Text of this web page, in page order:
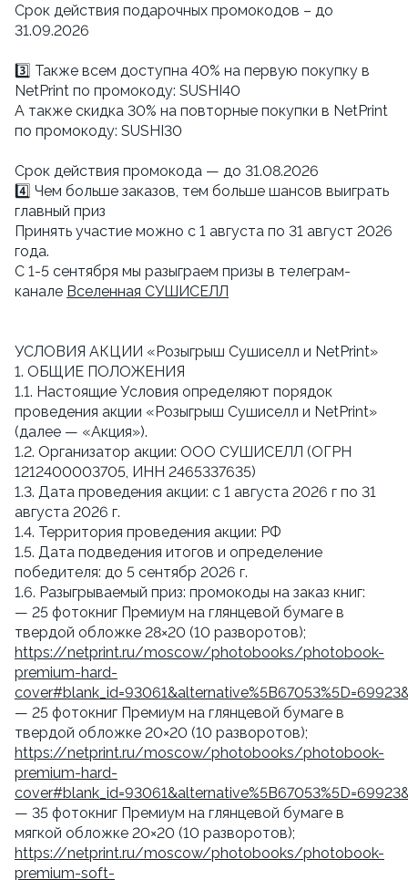
Срок действия подарочных промокодов – до
31.09.2026
3️⃣ Также всем доступна 40% на первую покупку в
NetPrint по промокоду: SUSHI40
А также скидка 30% на повторные покупки в NetPrint
по промокоду: SUSHI30
Cрок действия промокода — до 31.08.2026
4️⃣ Чем больше заказов, тем больше шансов выиграть
главный приз
Принять участие можно с 1 августа по 31 август 2026
года.
С 1-5 сентября мы разыграем призы в телеграм-
канале Вселенная СУШИСЕЛЛ
УСЛОВИЯ АКЦИИ «Розыгрыш Сушиселл и NetPrint»
1. ОБЩИЕ ПОЛОЖЕНИЯ
1.1. Настоящие Условия определяют порядок
проведения акции «Розыгрыш Сушиселл и NetPrint»
(далее — «Акция»).
1.2. Организатор акции: ООО СУШИСЕЛЛ (ОГРН
1212400003705, ИНН 2465337635)
1.3. Дата проведения акции: с 1 августа 2026 г по 31
августа 2026 г.
1.4. Территория проведения акции: РФ
1.5. Дата подведения итогов и определение
победителя: до 5 сентябр 2026 г.
1.6. Разыгрываемый приз: промокоды на заказ книг:
— 25 фотокниг Премиум на глянцевой бумаге в
твердой обложке 28×20 (10 разворотов);
https://netprint.ru/moscow/photobooks/photobook-
premium-hard-
— 25 фотокниг Премиум на глянцевой бумаге в
твердой обложке 20×20 (10 разворотов);
https://netprint.ru/moscow/photobooks/photobook-
premium-hard-
— 35 фотокниг Премиум на глянцевой бумаге в
мягкой обложке 20×20 (10 разворотов);
https://netprint.ru/moscow/photobooks/photobook-
premium-soft-